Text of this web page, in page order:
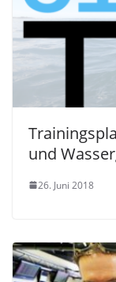
und
26. Juni 2018